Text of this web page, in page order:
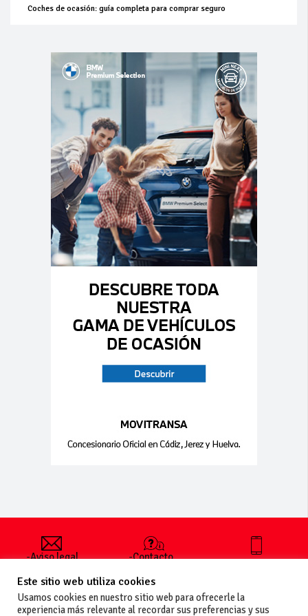
Coches de ocasión: guía completa para comprar seguro
-Aviso legal
generales
de uso
-Contacto
publicar un
anuncio
-Vende+
+34 627 35
Este sitio web utiliza cookies
Usamos cookies en nuestro sitio web para ofrecerle la
experiencia más relevante al recordar sus preferencias y sus